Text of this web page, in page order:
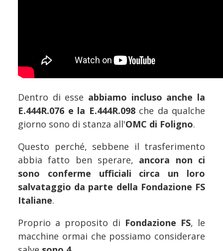
Dentro di esse abbiamo incluso anche la
E.444R.076 e la E.444R.098 che da qualche
giorno sono di stanza all'OMC di Foligno.
Questo perché, sebbene il trasferimento
abbia fatto ben sperare, ancora non ci
sono conferme ufficiali circa un loro
salvataggio da parte della Fondazione FS
Italiane.
Proprio a proposito di Fondazione FS, le
macchine ormai che possiamo considerare